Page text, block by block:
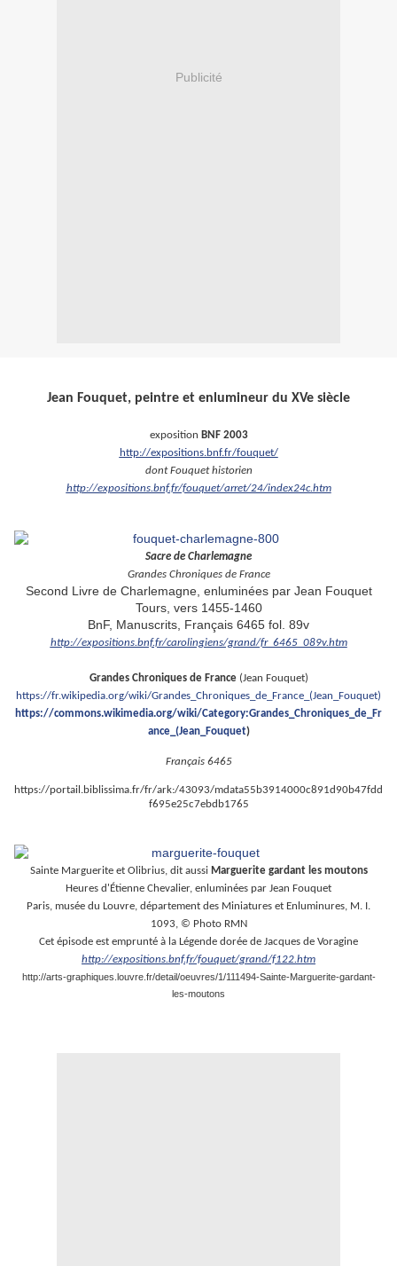
Publicité
Jean Fouquet, peintre et enlumineur du XVe siècle
exposition BNF 2003
http://expositions.bnf.fr/fouquet/
dont Fouquet historien
http://expositions.bnf.fr/fouquet/arret/24/index24c.htm
Sacre de Charlemagne
Grandes Chroniques de France
Second Livre de Charlemagne, enluminées par Jean Fouquet
Tours, vers 1455-1460
BnF, Manuscrits, Français 6465 fol. 89v
http://expositions.bnf.fr/carolingiens/grand/fr_6465_089v.htm
Grandes Chroniques de France(Jean Fouquet)
https://fr.wikipedia.org/wiki/Grandes_Chroniques_de_France_(Jean_Fouquet)
https://commons.wikimedia.org/wiki/Category:Grandes_Chroniques_de_Fr
ance_(Jean_Fouquet)
Français 6465
https://portail.biblissima.fr/fr/ark:/43093/mdata55b3914000c891d90b47fdd
f695e25c7ebdb1765
Sainte Marguerite et Olibrius, dit aussi Marguerite gardant les moutons
Heures d'Étienne Chevalier, enluminées par Jean Fouquet
Paris, musée du Louvre, département des Miniatures et Enluminures, M. I.
1093, © Photo RMN
Cet épisode est emprunté à la Légende dorée de Jacques de Voragine
http://expositions.bnf.fr/fouquet/grand/f122.htm
http://arts-graphiques.louvre.fr/detail/oeuvres/1/111494-Sainte-Marguerite-gardant-
les-moutons